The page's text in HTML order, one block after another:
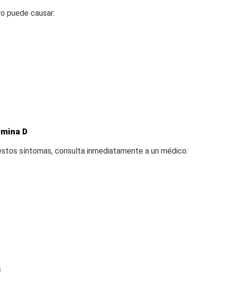
puede causar:
D
síntomas, consulta inmediatamente a un médico: